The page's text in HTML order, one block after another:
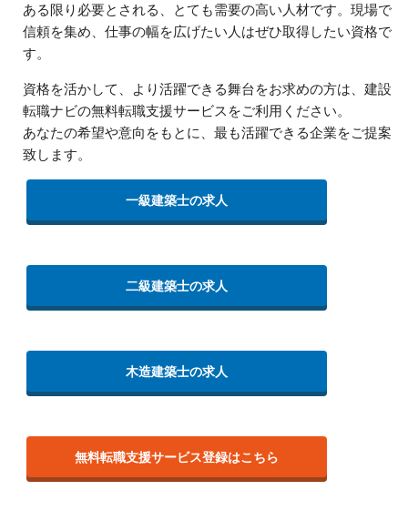
ある限り必要とされる、とても需要の高い人材です。現場で
信頼を集め、仕事の幅を広げたい人はぜひ取得したい資格で
す。
資格を活かして、より活躍できる舞台をお求めの方は、建設
転職ナビの無料転職支援サービスをご利用ください。
あなたの希望や意向をもとに、最も活躍できる企業をご提案
致します。
一級建築士の求人
二級建築士の求人
木造建築士の求人
無料転職支援サービス登録はこちら